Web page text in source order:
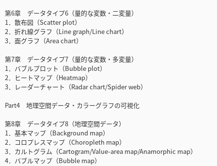
第6章 データタイプ6（量的な変数・二変量）
1．散布図（Scatter plot）
2．折れ線グラフ（Line graph/Line chart）
3．面グラフ（Area chart）
第7章 データタイプ7（量的な変数・多変量）
1．バブルプロット（Bubble plot）
2．ヒートマップ（Heatmap）
3．レーダーチャート（Radar chart/Spider web）
Part4 地理空間データ・カラーグラフの可視化
第8章 データタイプ8（地理空間データ）
1．基本マップ（Background map）
2．コロプレスマップ（Choropleth map）
3．カルトグラム（Cartogram/Value-area map/Anamorphic map）
4．バブルマップ（Bubble map）